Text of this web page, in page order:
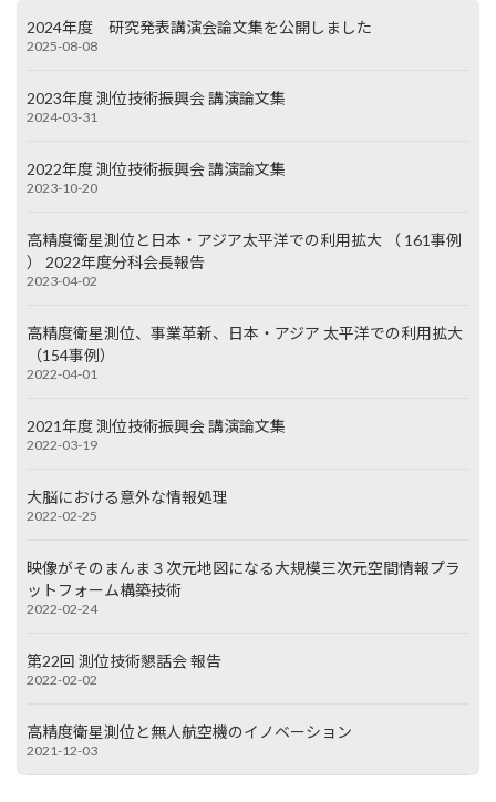
2024年度 研究発表講演会論文集を公開しました
2025-08-08
2023年度 測位技術振興会 講演論文集
2024-03-31
2022年度 測位技術振興会 講演論文集
2023-10-20
高精度衛星測位と日本・アジア太平洋での利用拡大 （ 161事例
） 2022年度分科会長報告
2023-04-02
高精度衛星測位、事業革新、日本・アジア 太平洋での利用拡大
（154事例）
2022-04-01
2021年度 測位技術振興会 講演論文集
2022-03-19
大脳における意外な情報処理
2022-02-25
映像がそのまんま３次元地図になる大規模三次元空間情報プラ
ットフォーム構築技術
2022-02-24
第22回 測位技術懇話会 報告
2022-02-02
高精度衛星測位と無人航空機のイノベーション
2021-12-03